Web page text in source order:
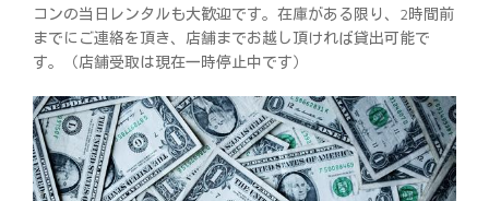
コンの当日レンタルも大歓迎です。在庫がある限り、2時間前
までにご連絡を頂き、店舗までお越し頂ければ貸出可能で
す。（店舗受取は現在一時停止中です）